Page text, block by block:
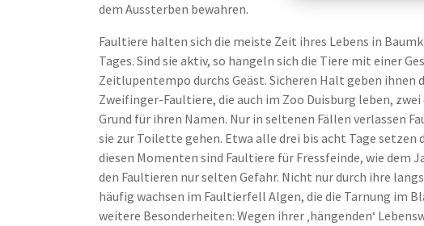
dem Aussterben bewahren.
Faultiere halten sich die meiste Zeit ihres Lebens in
Tages. Sind sie aktiv, so hangeln sich die Tiere mit einer
Zeitlupentempo durchs Geäst. Sicheren Halt geben ihnen
Zweifinger-Faultiere, die auch im Zoo Duisburg leben,
Grund für ihren Namen. Nur in seltenen Fällen verlassen
sie zur Toilette gehen. Etwa alle drei bis acht Tage setzen
diesen Momenten sind Faultiere für Fressfeinde, wie dem
den Faultieren nur selten Gefahr. Nicht nur durch ihre
häufig wachsen im Faultierfell Algen, die die Tarnung im
weitere Besonderheiten: Wegen ihrer ‚hängenden‘